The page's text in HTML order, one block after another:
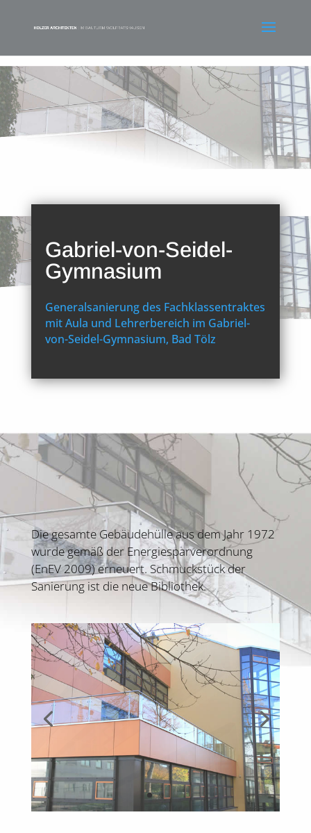
Gabriel-von-Seidel-
Gymnasium
Generalsanierung des Fachklassentraktes
mit Aula und Lehrerbereich im Gabriel-
von-Seidel-Gymnasium, Bad Tölz
Die gesamte Gebäudehülle aus dem Jahr 1972
wurde gemäß der Energiesparverordnung
(EnEV 2009) erneuert. Schmuckstück der
Sanierung ist die neue Bibliothek.